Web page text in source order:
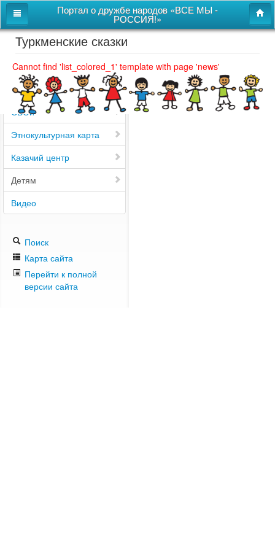
Портал о дружбе народов «ВСЕ МЫ -
РОССИЯ!»
Главная
Дом дружбы народов
Новости
СВОи
Этнокультурная карта
Казачий центр
Детям
Видео
Поиск
Карта сайта
Перейти к полной
версии сайта
Туркменские сказки
Cannot find 'list_colored_1' template with page 'news'